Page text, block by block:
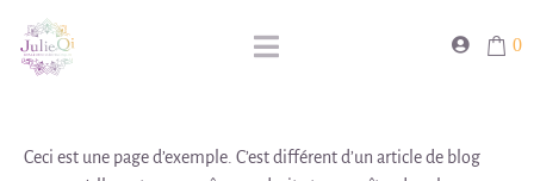
0
Ceci est une page d’exemple. C’est différent d’un article de blog